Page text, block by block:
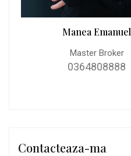
Manea Emanuel
Master Broker
0364808888
Contacteaza-ma